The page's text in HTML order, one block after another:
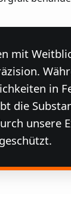
mit
in
die
unsere
geschützt.